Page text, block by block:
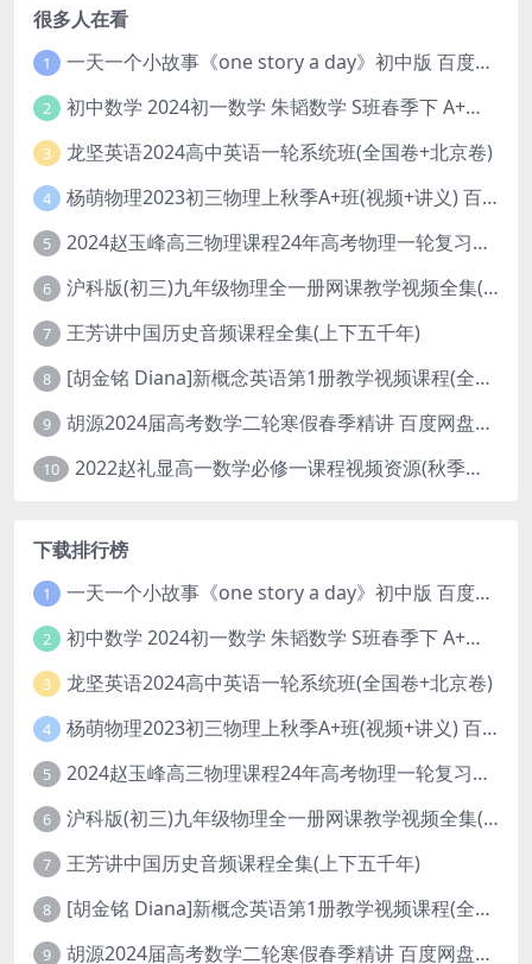
很多人在看
1 一天一个小故事《one story a day》初中版 百度网盘分享下载
2 初中数学 2024初一数学 朱韬数学 S班春季下 A+班春季下 百度云网盘
3 龙坚英语2024高中英语一轮系统班(全国卷+北京卷)
4 杨萌物理2023初三物理上秋季A+班(视频+讲义) 百度网盘分享
5 2024赵玉峰高三物理课程24年高考物理一轮复习网课教程
6 沪科版(初三)九年级物理全一册网课教学视频全集(录播版 杜春雨 66讲)
7 王芳讲中国历史音频课程全集(上下五千年)
8 [胡金铭 Diana]新概念英语第1册教学视频课程(全集 百度网盘下载)
9 胡源2024届高考数学二轮寒假春季精讲 百度网盘分享
10 2022赵礼显高一数学必修一课程视频资源(秋季班 含讲义)百度网盘云
下载排行榜
1 一天一个小故事《one story a day》初中版 百度网盘分享下载
2 初中数学 2024初一数学 朱韬数学 S班春季下 A+班春季下 百度云网盘
3 龙坚英语2024高中英语一轮系统班(全国卷+北京卷)
4 杨萌物理2023初三物理上秋季A+班(视频+讲义) 百度网盘分享
5 2024赵玉峰高三物理课程24年高考物理一轮复习网课教程
6 沪科版(初三)九年级物理全一册网课教学视频全集(录播版 杜春雨 66讲)
7 王芳讲中国历史音频课程全集(上下五千年)
8 [胡金铭 Diana]新概念英语第1册教学视频课程(全集 百度网盘下载)
9 胡源2024届高考数学二轮寒假春季精讲 百度网盘分享